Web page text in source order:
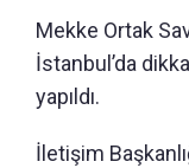
Mekke Ortak
İstanbul’da
yapıldı.
İletişim